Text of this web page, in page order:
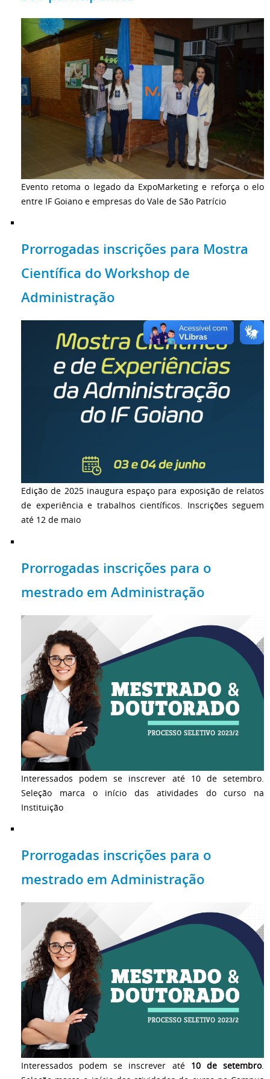
Evento retoma o legado da ExpoMarketing e reforça o elo
entre IF Goiano e empresas do Vale de São Patrício
Prorrogadas inscrições para Mostra
Científica do Workshop de
Administração
Edição de 2025 inaugura espaço para exposição de relatos
de experiência e trabalhos científicos. Inscrições seguem
até 12 de maio
Prorrogadas inscrições para o
mestrado em Administração
Interessados podem se inscrever até 10 de setembro.
Seleção marca o início das atividades do curso na
Instituição
Prorrogadas inscrições para o
mestrado em Administração
Interessados podem se inscrever até 10 de setembro.